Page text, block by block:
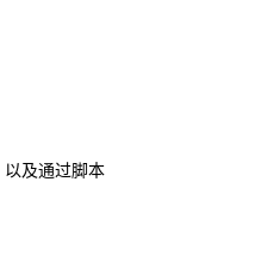
及通过脚本